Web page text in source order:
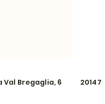
Val Bregaglia, 6 20147